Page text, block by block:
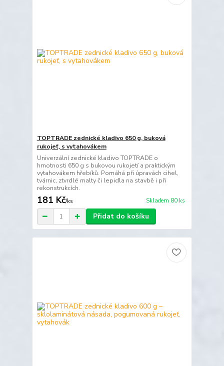
TOPTRADE zednické kladivo 650 g, buková
rukojeť, s vytahovákem
Univerzální zednické kladivo TOPTRADE o
hmotnosti 650 g s bukovou rukojetí a praktickým
vytahovákem hřebíků. Pomáhá při úpravách cihel,
tvárnic, ztvrdlé malty či lepidla na stavbě i při
rekonstrukcích.
181 Kč/ks Skladem 80 ks
Přidat do košíku